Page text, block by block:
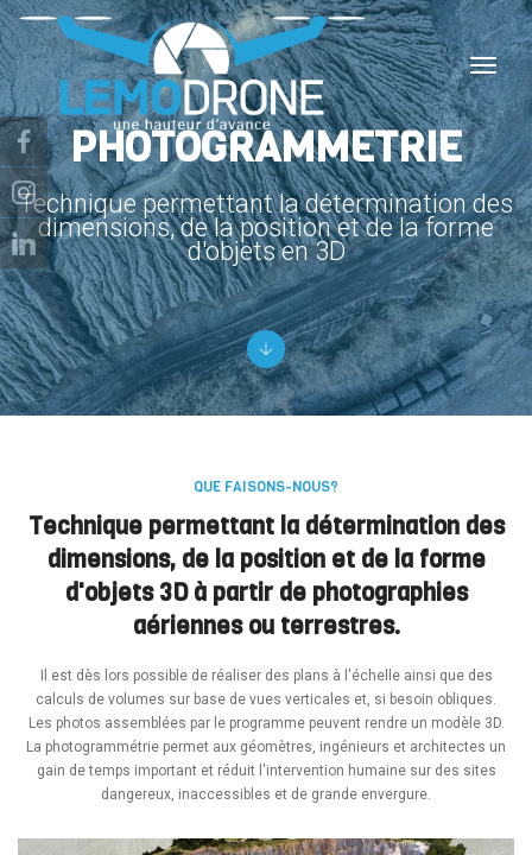
PHOTOGRAMMETRIE
Technique permettant la détermination des
dimensions, de la position et de la forme
d'objets en 3D
QUE FAISONS-NOUS?
Technique permettant la détermination des
dimensions, de la position et de la forme
d'objets 3D à partir de photographies
aériennes ou terrestres.
Il est dès lors possible de réaliser des plans à l'échelle ainsi que des
calculs de volumes sur base de vues verticales et, si besoin obliques.
Les photos assemblées par le programme peuvent rendre un modèle 3D.
La photogrammétrie permet aux géomètres, ingénieurs et architectes un
gain de temps important et réduit l'intervention humaine sur des sites
dangereux, inaccessibles et de grande envergure.